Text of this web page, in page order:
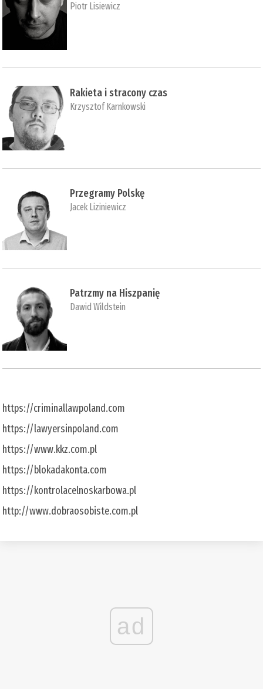
Piotr Lisiewicz
Rakieta i stracony czas
Krzysztof Karnkowski
Przegramy Polskę
Jacek Liziniewicz
Patrzmy na Hiszpanię
Dawid Wildstein
https://criminallawpoland.com
https://lawyersinpoland.com
https://www.kkz.com.pl
https://blokadakonta.com
https://kontrolacelnoskarbowa.pl
http://www.dobraosobiste.com.pl
ad